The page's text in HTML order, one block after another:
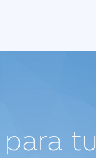
tu